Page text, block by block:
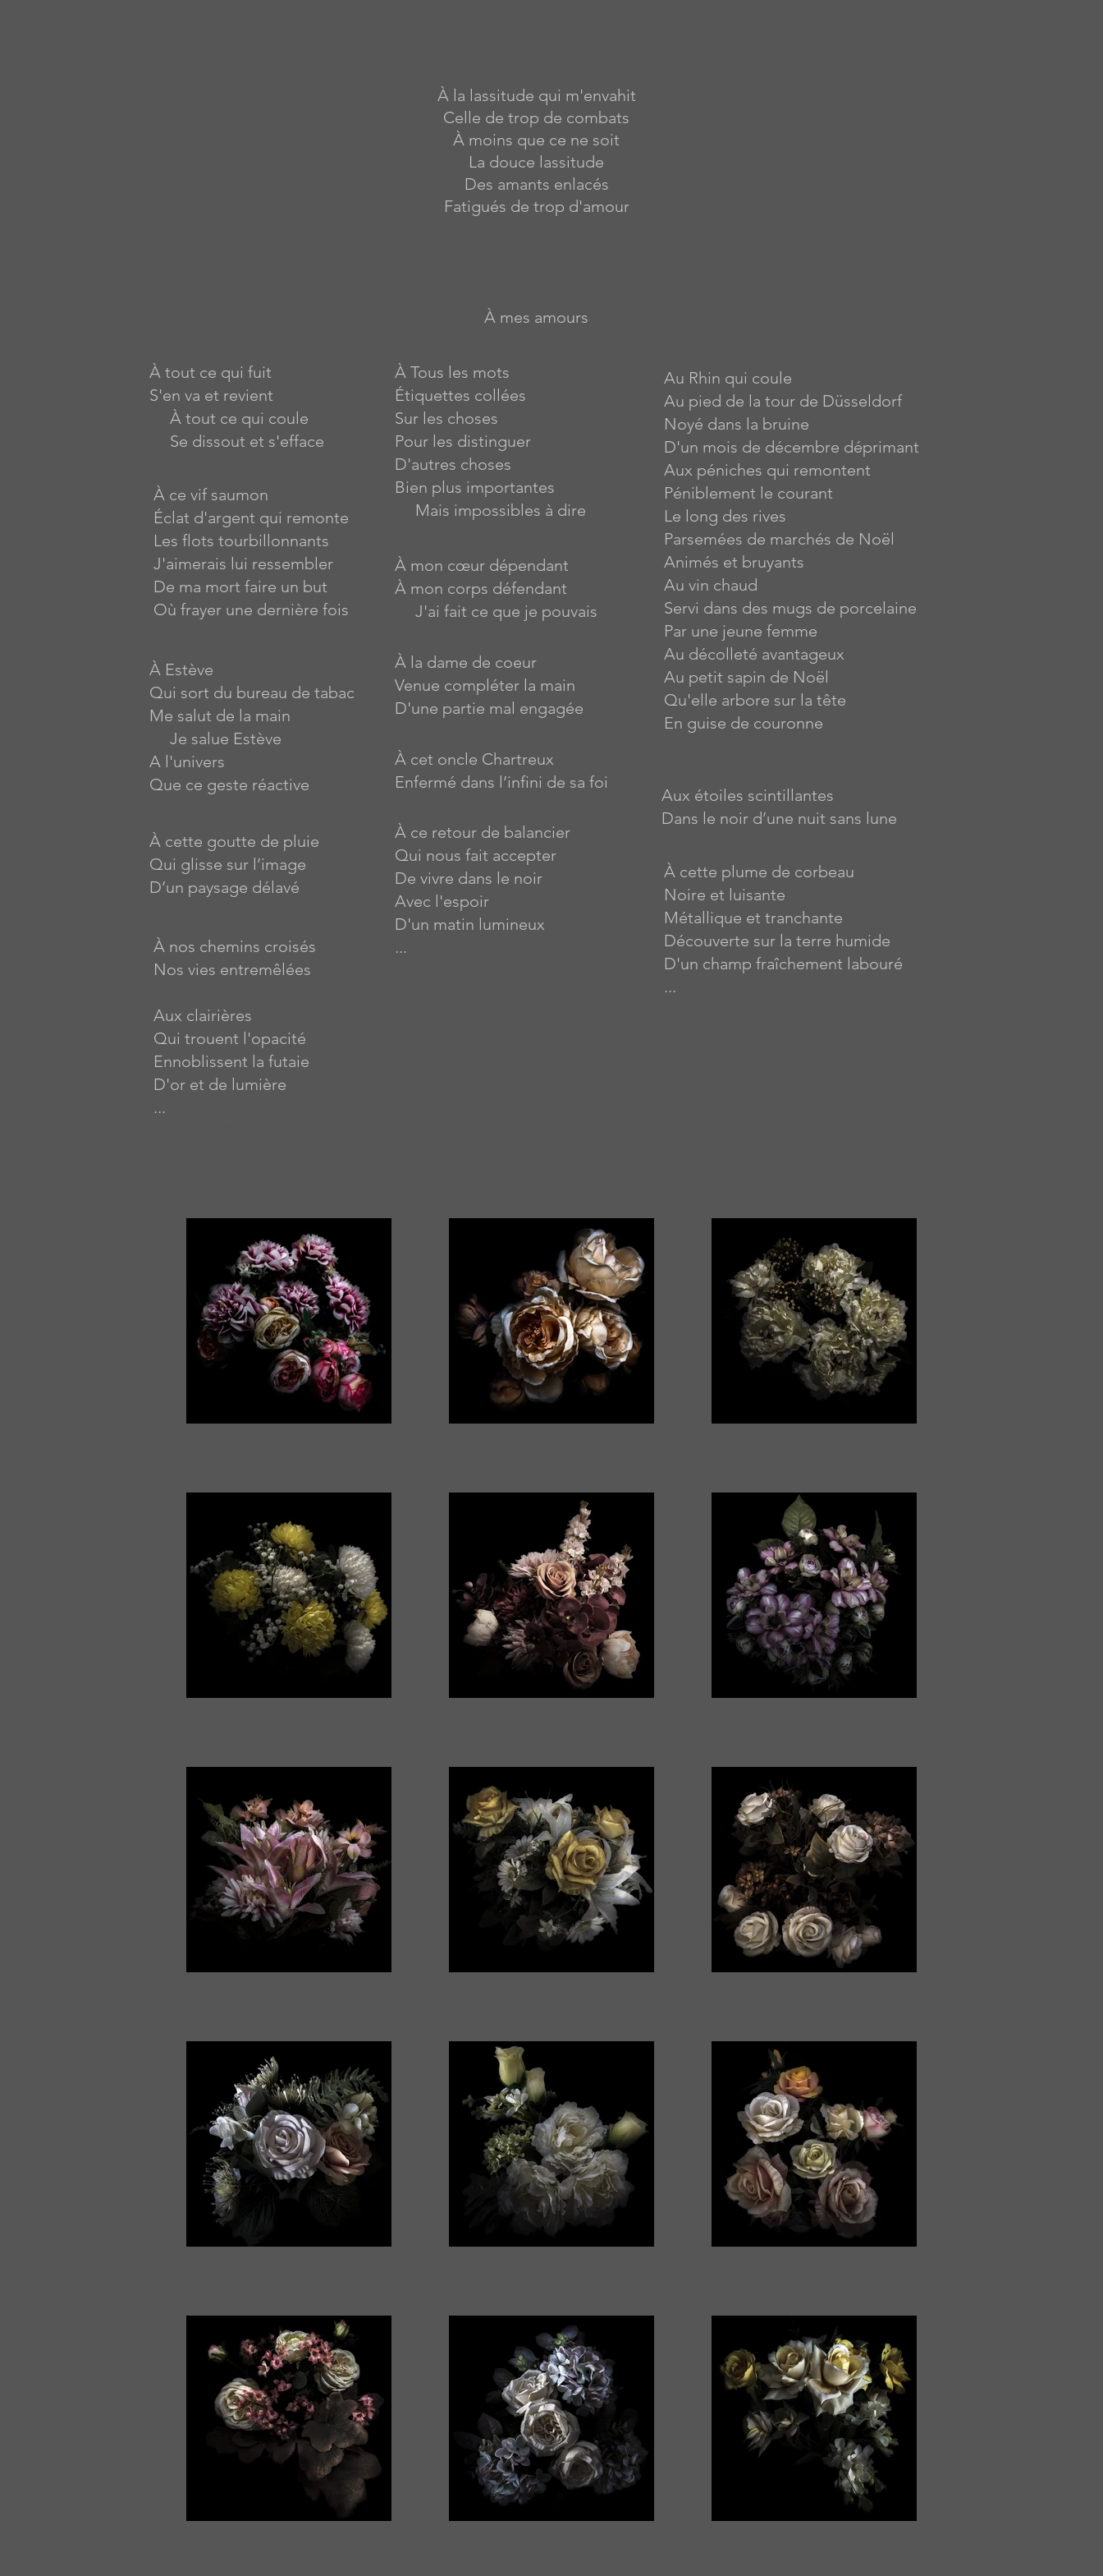
votre propre texte et me modifier. C'est facile.
À la lassitude qui m'envahit
Celle de trop de combats
À moins que ce ne soit
La douce lassitude
Des amants enlacés
Fatigués de trop d'amour
À mes amours
À tout ce qui fuit
S'en va et revient
À tout ce qui coule
Se dissout et s'efface
À Tous les mots
Étiquettes collées
Sur les choses
Pour les distinguer
D'autres choses
Bien plus importantes
Mais impossibles à dire
À mon cœur dépendant
À mon corps défendant
J'ai fait ce que je pouvais
Au Rhin qui coule
Au pied de la tour de Düsseldorf
Noyé dans la bruine
D'un mois de décembre déprimant
Aux péniches qui remontent
Péniblement le courant
Le long des rives
Parsemées de marchés de Noël
Animés et bruyants
Au vin chaud
Servi dans des mugs de porcelaine
Par une jeune femme
Au décolleté avantageux
Au petit sapin de Noël
Qu'elle arbore sur la tête
En guise de couronne
À Estève
Qui sort du bureau de tabac
Me salut de la main
Je salue Estève
A l'univers
Que ce geste réactive
À ce vif saumon
Éclat d'argent qui remonte
Les flots tourbillonnants
J'aimerais lui ressembler
De ma mort faire un but
Où frayer une dernière fois
À la dame de coeur
Venue compléter la main
D'une partie mal engagée
Aux étoiles scintillantes
Dans le noir d’une nuit sans lune
À cet oncle Chartreux
Enfermé dans l’infini de sa foi
À cette plume de corbeau
Noire et luisante
Métallique et tranchante
Découverte sur la terre humide
D'un champ fraîchement labouré
...
À cette goutte de pluie
Qui glisse sur l’image
D’un paysage délavé
À nos chemins croisés
Nos vies entremêlées
Aux clairières
Qui trouent l'opacité
Ennoblissent la futaie
D'or et de lumière
...
À ce retour de balancier
Qui nous fait accepter
De vivre dans le noir
Avec l'espoir
D'un matin lumineux
...